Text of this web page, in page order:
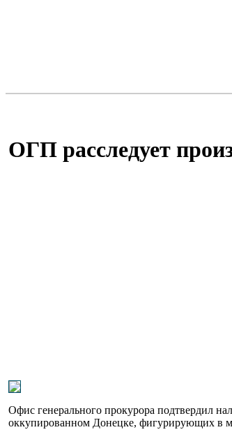
ОГП расследует
Офис генерального прокурора подтвердил
оккупированном Донецке, фигурирующих в